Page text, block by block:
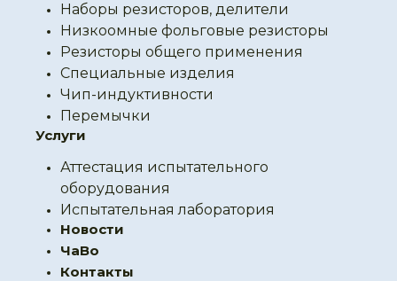
Наборы резисторов, делители
Низкоомные фольговые резисторы
Резисторы общего применения
Специальные изделия
Чип-индуктивности
Перемычки
Услуги
Аттестация испытательного
оборудования
Испытательная лаборатория
Новости
ЧаВо
Контакты